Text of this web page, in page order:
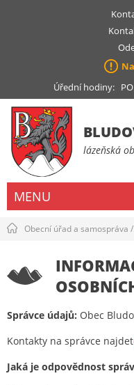
Úřední hodiny: PO
lázeňská
MENU
Obecní úřad a samospráva /
Správce údajů: Obec
Kontakty na správce
Jaká je odpovědnost